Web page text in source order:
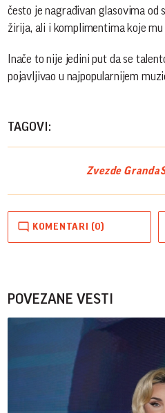
često je nagrađivan glasovima od
žirija, ali i komplimentima koje mu
Inače to nije jedini put da se
pojavljivao u najpopularnijem
TAGOVI:
Zvezde Granda
KOMENTARI (0)
POVEZANE VESTI